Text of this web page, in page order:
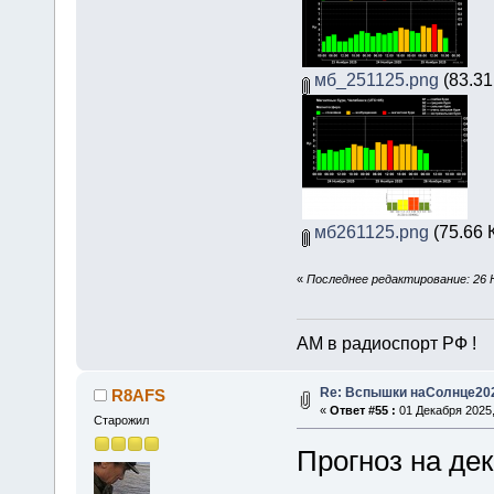
мб_251125.png
мб261125.png (75.66
« Последнее редактирование: 26
АМ в радиоспорт РФ !
R8AFS
Старожил
Re: Вспышки
« Ответ #55 : 01 Декабря
Прогноз на